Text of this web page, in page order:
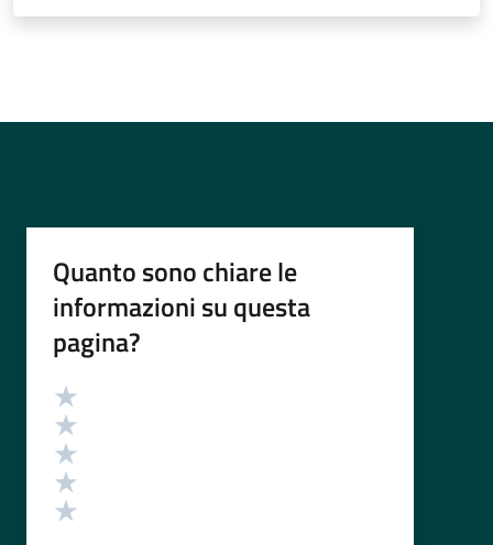
Quanto sono chiare le
informazioni su questa
pagina?
Valutazione